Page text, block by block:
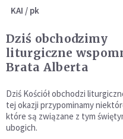
KAI / pk
Dziś obchodzimy
liturgiczne
Brata Alberta
Dziś Kościół obchodzi
tej okazji przypominamy
które są związane z tym
ubogich.